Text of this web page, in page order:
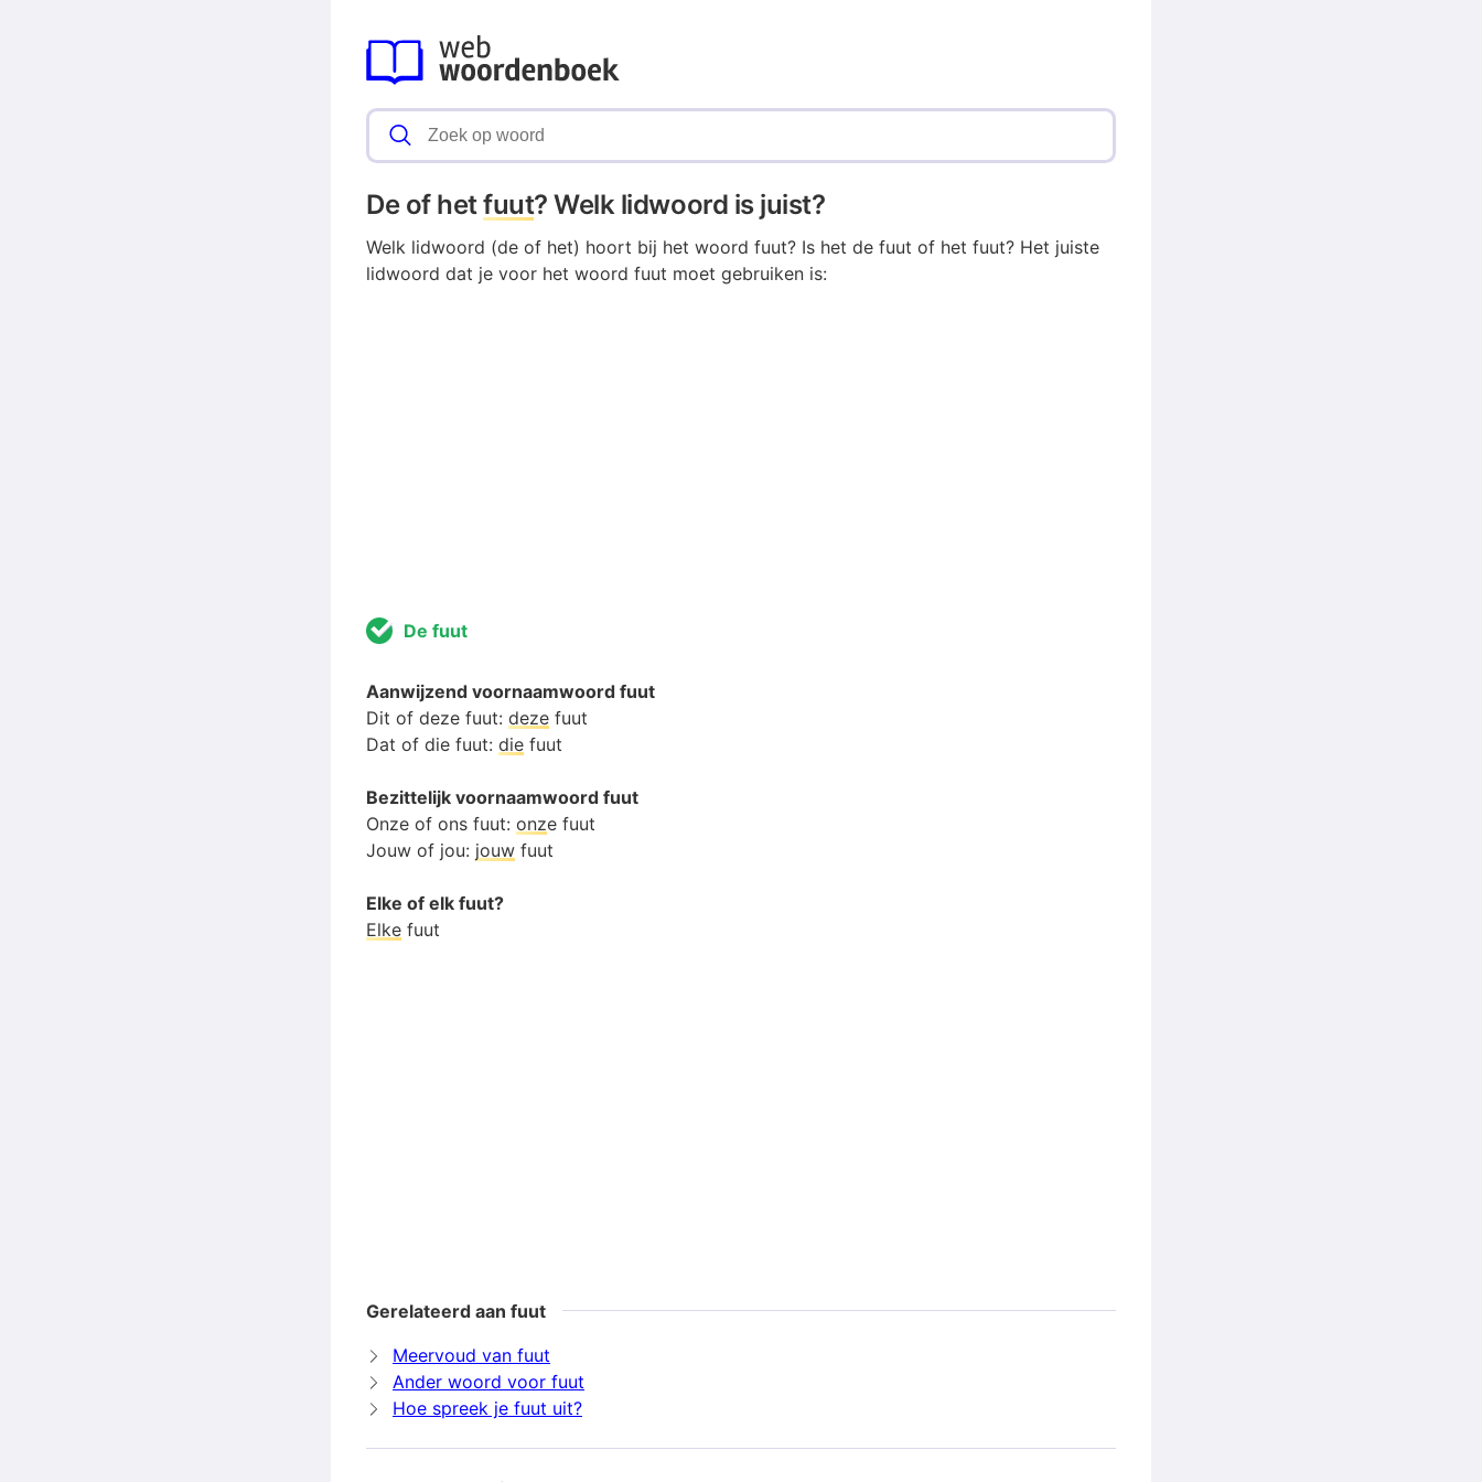
De of hetfuut? Welk lidwoord is juist?
Welk lidwoord (de of het) hoort bij het woord fuut? Is het de fuut of het fuut? Het juiste
lidwoord dat je voor het woord fuut moet gebruiken is:
De fuut
Aanwijzend voornaamwoord fuut
Dit of deze fuut: deze fuut
Dat of die fuut: die fuut
Bezittelijk voornaamwoord fuut
Onze of ons fuut: onze fuut
Jouw of jou: jouw fuut
Elke of elk fuut?
Elke fuut
Gerelateerd aan fuut
Meervoud van fuut
Ander woord voor fuut
Hoe spreek je fuut uit?